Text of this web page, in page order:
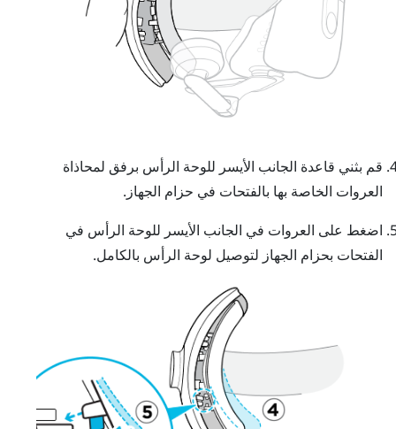
قم بثني قاعدة الجانب الأيسر للوحة الرأس برفق لمحاذاة
العروات الخاصة بها بالفتحات في حزام الجهاز.
اضغط على العروات في الجانب الأيسر للوحة الرأس في
الفتحات بحزام الجهاز لتوصيل لوحة الرأس بالكامل.